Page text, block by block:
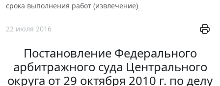
срока выполнения работ (извлечение)
22 июля 2016
Постановление Федерального
арбитражного суда Центрального
округа от 29 октября 2010 г. по делу